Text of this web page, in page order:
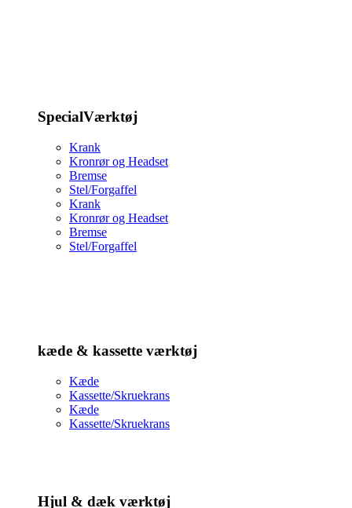
SpecialVærktøj
Krank
Kronrør og Headset
Bremse
Stel/Forgaffel
Krank
Kronrør og Headset
Bremse
Stel/Forgaffel
kæde & kassette værktøj
Kæde
Kassette/Skruekrans
Kæde
Kassette/Skruekrans
Hjul & dæk værktøj